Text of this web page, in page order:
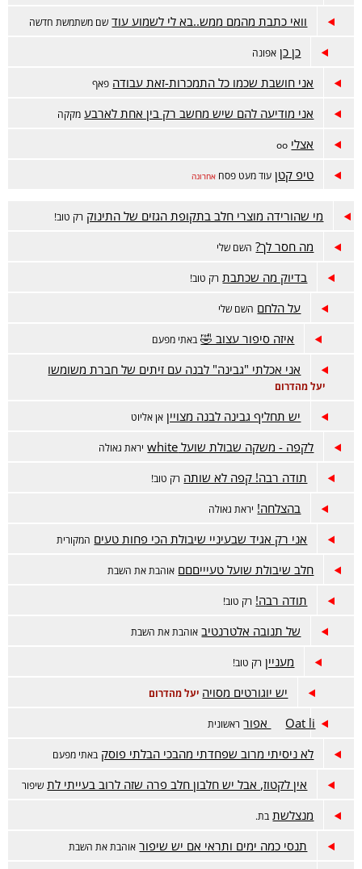
וואי כתבת מהמם ממש..בא לי לשמוע עוד שם משתמשת חדשה
כן כן אפונה
אני חושבת שכמו כל התמכרות-זאת עבודה פאף
אני מודיעה להם שיש מחשב רק בין אחת לארבע מקקה
אצלי oo
טיפ קטן עוד מעט פסח אחרונה
מי שהורידה מוצרי חלב בתקופת הגזים של התינוק רק טוב!
מה חסר לך? השם שלי
בדיוק מה שכתבת רק טוב!
על הלחם השם שלי
איזה סיפור עצוב 🤣 באתי מפעם
אני אכלתי "גבינה" לבנה עם זיתים של חברת משומשו
יעל מהדרום
יש תחליף גבינה לבנה מצויין אן אליוט
לקפה - משקה שבולת שועל white יראת גאולה
תודה רבה! קפה לא שותה רק טוב!
בהצלחה! יראת גאולה
אני רק אגיד שבעיניי שיבולת הכי פחות טעים המקורית
חלב שיבולת שועל טעיייםםם אוהבת את השבת
תודה רבה! רק טוב!
של תנובה אלטרנטיב אוהבת את השבת
מעניין רק טוב!
יש יוגורטים מסויה יעל מהדרום
Oat li אפור ראשונית
לא ניסיתי מרוב שפחדתי מהבכי הבלתי פוסק באתי מפעם
אין לקטוז, אבל יש חלבון חלב פרה שזה לרוב בעייתי לת שיפור
מנצלשת בת.
תנסי כמה ימים ותראי אם יש שיפור אוהבת את השבת